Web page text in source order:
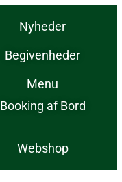
Nyheder
Begivenheder
Menu
Booking af Bord
Webshop